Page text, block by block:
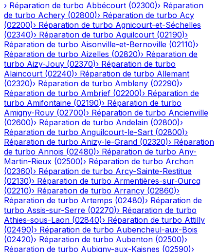
› Réparation de turbo Abbécourt (02300)› Réparation
de turbo Achery (02800)› Réparation de turbo Acy
(02200)› Réparation de turbo Agnicourt-et-Séchelles
(02340)› Réparation de turbo Aguilcourt (02190)›
Réparation de turbo Aisonville-et-Bernoville (02110)›
Réparation de turbo Aizelles (02820)› Réparation de
turbo Aizy-Jouy (02370)› Réparation de turbo
Alaincourt (02240)› Réparation de turbo Allemant
(02320)› Réparation de turbo Ambleny (02290)›
Réparation de turbo Ambrief (02200)› Réparation de
turbo Amifontaine (02190)› Réparation de turbo
Amigny-Rouy (02700)› Réparation de turbo Ancienville
(02600)› Réparation de turbo Andelain (02800)›
Réparation de turbo Anguilcourt-le-Sart (02800)›
Réparation de turbo Anizy-le-Grand (02320)› Réparation
de turbo Annois (02480)› Réparation de turbo Any-
Martin-Rieux (02500)› Réparation de turbo Archon
(02360)› Réparation de turbo Arcy-Sainte-Restitue
(02130)› Réparation de turbo Armentières-sur-Ourcq
(02210)› Réparation de turbo Arrancy (02860)›
Réparation de turbo Artemps (02480)› Réparation de
turbo Assis-sur-Serre (02270)› Réparation de turbo
Athies-sous-Laon (02840)› Réparation de turbo Attilly
(02490)› Réparation de turbo Aubencheul-aux-Bois
(02420)› Réparation de turbo Aubenton (02500)›
Réparation de turbo Aubigny-aux-Kaisnes (02590)›